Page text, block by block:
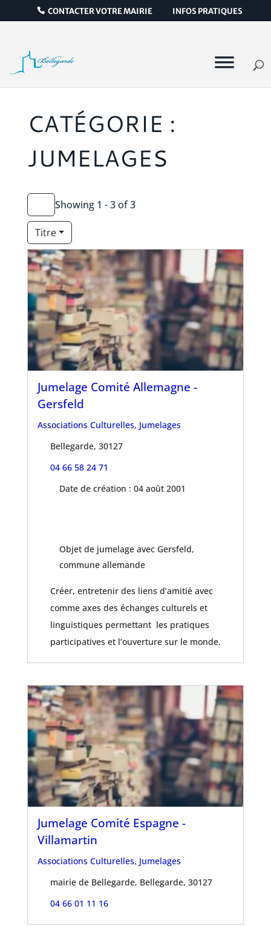
CONTACTER VOTRE MAIRIE INFOS PRATIQUES
CATÉGORIE :
JUMELAGES
Showing 1 - 3 of 3
Titre
Jumelage Comité Allemagne -
Gersfeld
Associations Culturelles, Jumelages
Bellegarde, 30127
04 66 58 24 71
Date de création : 04 août 2001
Objet de jumelage avec Gersfeld,
commune allemande
Créer, entretenir des liens d’amitié avec
comme axes des échanges culturels et
linguistiques permettant les pratiques
participatives et l’ouverture sur le monde.
Jumelage Comité Espagne -
Villamartin
Associations Culturelles, Jumelages
mairie de Bellegarde, Bellegarde, 30127
04 66 01 11 16